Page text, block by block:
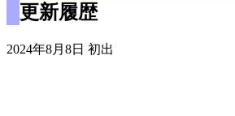
更新履歴
2024年8月8日 初出